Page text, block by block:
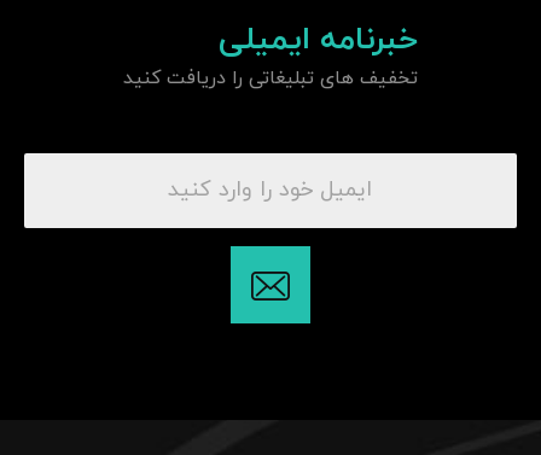
خبرنامه ایمیلی
تخفیف های تبلیغاتی را دریافت کنید